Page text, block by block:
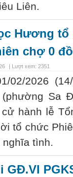
Liên.
Hương
chợ 0
| Lượt xem: 2351
02/2026
Sa
hành lễ
tổ chức
tình.
GĐ.VI